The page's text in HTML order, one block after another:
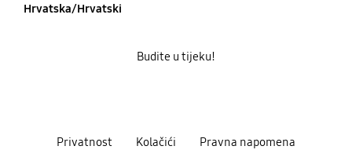
Hrvatska/Hrvatski
Privatnost Kolačići Pravna napomena
Budite u tijeku!